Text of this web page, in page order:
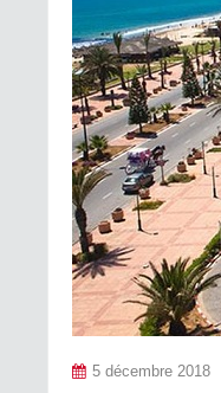
5 décembre 2018